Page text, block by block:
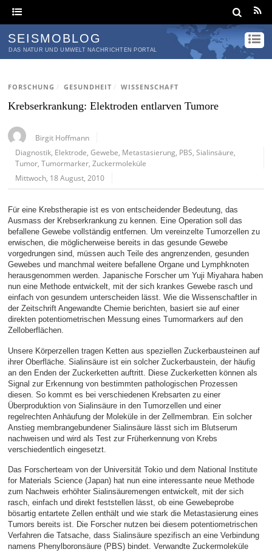
SEISMOBLOG
DAS NATUR UND UMWELT NACHRICHTEN PORTAL
FORSCHUNG / GESUNDHEIT / WISSENSCHAFT
Krebserkrankung: Elektroden entlarven Tumore
Birgit Hoffmann
Diagnostik Elektrode ,Gewebe Metastasierung PBS ,Sialinsäure
Tumor ,Tumormarker ,Zuckermoleküle
Mittwoch, 18 August, 2010
Für eine Krebstherapie ist es von entscheidender Bedeutung, das
Ausmass der Krebserkrankung zu kennen. Eine Operation soll das
befallene Gewebe vollständig entfernen. Um vereinzelte Tumorzellen zu
erwischen, die möglicherweise bereits in das gesunde Gewebe
vorgedrungen sind, müssen auch Teile des angrenzenden, gesunden
Gewebes und manchmal weitere befallene Organe und Lymphknoten
herausgenommen werden. Japanische Forscher um Yuji Miyahara haben
nun eine Methode entwickelt, mit der sich krankes Gewebe rasch und
einfach von gesundem unterscheiden lässt. Wie die Wissenschaftler in
der Zeitschrift Angewandte Chemie berichten, basiert sie auf einer
direkten potentiometrischen Messung eines Tumormarkers auf den
Zelloberflächen.
Unsere Körperzellen tragen Ketten aus speziellen Zuckerbausteinen auf
ihrer Oberfläche. Sialinsäure ist ein solcher Zuckerbaustein, der häufig
an den Enden der Zuckerketten auftritt. Diese Zuckerketten können als
Signal zur Erkennung von bestimmten pathologischen Prozessen
diesen. So kommt es bei verschiedenen Krebsarten zu einer
Überproduktion von Sialinsäure in den Tumorzellen und einer
regelrechten Anhäufung der Moleküle in der Zellmembran. Ein solcher
Anstieg membrangebundener Sialinsäure lässt sich im Blutserum
nachweisen und wird als Test zur Früherkennung von Krebs
verschiedentlich eingesetzt.
Das Forscherteam von der Universität Tokio und dem National Institute
for Materials Science (Japan) hat nun eine interessante neue Methode
zum Nachweis erhöhter Sialinsäuremengen entwickelt, mit der sich
rasch, einfach und direkt feststellen lässt, ob eine Gewebeprobe
bösartig entartete Zellen enthält und wie stark die Metastasierung eines
Tumors bereits ist. Die Forscher nutzen bei diesem potentiometrischen
Verfahren die Tatsache, dass Sialinsäure spezifisch an eine Verbindung
namens Phenylboronsäure (PBS) bindet. Verwandte Zuckermoleküle